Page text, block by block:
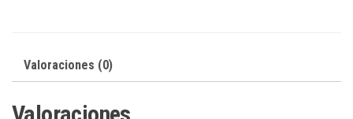
8.50
cantidad
Valoraciones (0)